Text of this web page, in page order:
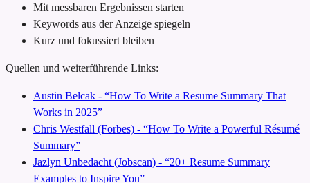
Mit messbaren Ergebnissen starten
Keywords aus der Anzeige spiegeln
Kurz und fokussiert bleiben
Quellen und weiterführende Links:
Austin Belcak - “How To Write a Resume Summary That
Works in 2025”
Chris Westfall (Forbes) - “How To Write a Powerful Résumé
Summary”
Jazlyn Unbedacht (Jobscan) - “20+ Resume Summary
Examples to Inspire You”